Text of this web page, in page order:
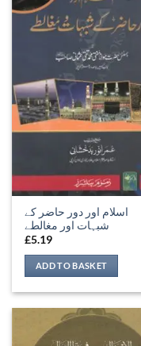
اسلام اور دور حاضر کے
شبہات اور مغالطے
£5.19
ADD TO BASKET